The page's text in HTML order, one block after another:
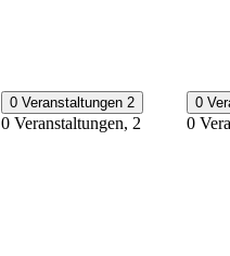
0 Veranstaltungen 2
0 Veranstaltungen, 2
0
0